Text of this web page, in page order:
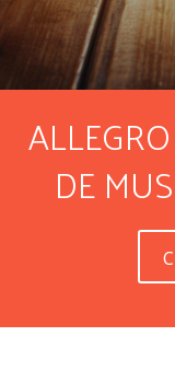
DE